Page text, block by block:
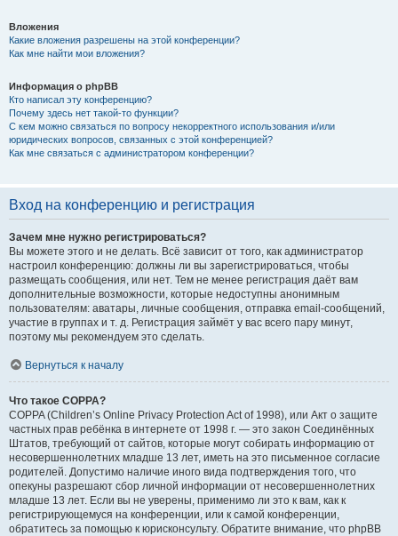
Вложения
Какие вложения разрешены на этой конференции?
Как мне найти мои вложения?
Информация о phpBB
Кто написал эту конференцию?
Почему здесь нет такой-то функции?
С кем можно связаться по вопросу некорректного использования и/или
юридических вопросов, связанных с этой конференцией?
Как мне связаться с администратором конференции?
Вход на конференцию и регистрация
Зачем мне нужно регистрироваться?
Вы можете этого и не делать. Всё зависит от того, как администратор
настроил конференцию: должны ли вы зарегистрироваться, чтобы
размещать сообщения, или нет. Тем не менее регистрация даёт вам
дополнительные возможности, которые недоступны анонимным
пользователям: аватары, личные сообщения, отправка email-сообщений,
участие в группах и т. д. Регистрация займёт у вас всего пару минут,
поэтому мы рекомендуем это сделать.
Вернуться к началу
Что такое COPPA?
COPPA (Children’s Online Privacy Protection Act of 1998), или Акт о защите
частных прав ребёнка в интернете от 1998 г. — это закон Соединённых
Штатов, требующий от сайтов, которые могут собирать информацию от
несовершеннолетних младше 13 лет, иметь на это письменное согласие
родителей. Допустимо наличие иного вида подтверждения того, что
опекуны разрешают сбор личной информации от несовершеннолетних
младше 13 лет. Если вы не уверены, применимо ли это к вам, как к
регистрирующемуся на конференции, или к самой конференции,
обратитесь за помощью к юрисконсульту. Обратите внимание, что phpBB